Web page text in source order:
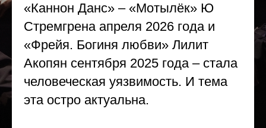
«Каннон Данс» – «Мотылёк» Ю
Стремгрена апреля 2026 года и
«Фрейя. Богиня любви» Лилит
Акопян сентября 2025 года – стала
человеческая уязвимость. И тема
эта остро актуальна.